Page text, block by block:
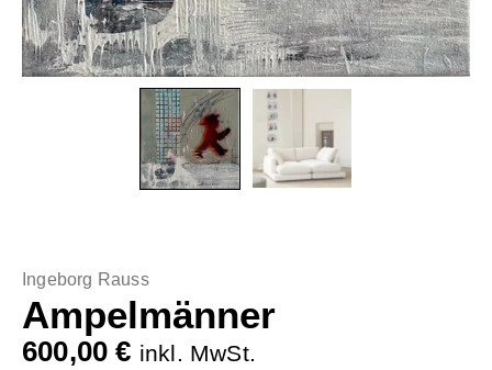
Ingeborg Rauss
Ampelmänner
600,00€ inkl. MwSt.